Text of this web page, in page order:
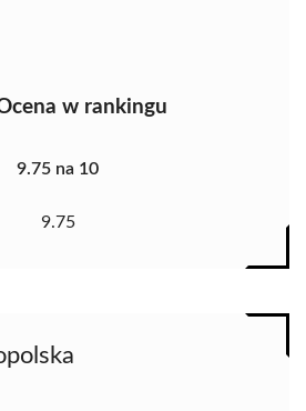
w rankingu
9.75 na 10
9.75